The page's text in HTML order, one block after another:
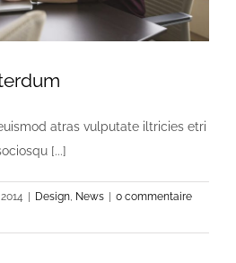
atras vulputate iltricies etri
[...]
| Design News | 0 commentaire